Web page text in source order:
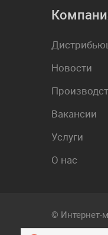
Новости
Вакансии
Услуги
О нас
© Интернет-